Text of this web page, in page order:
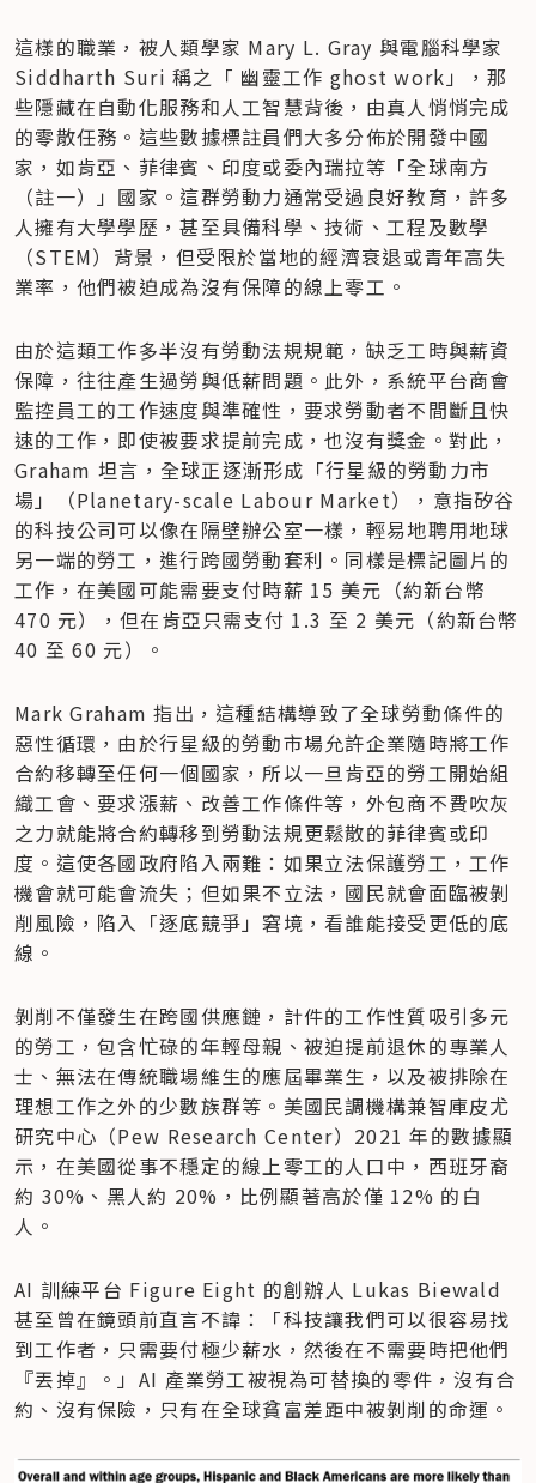
這樣的職業，被人類學家 Mary L. Gray 與電腦科學家
Siddharth Suri 稱之「 幽靈工作 ghost work」，那
些隱藏在自動化服務和人工智慧背後，由真人悄悄完成
的零散任務。這些數據標註員們大多分佈於開發中國
家，如肯亞、菲律賓、印度或委內瑞拉等「全球南方
（註一）」國家。這群勞動力通常受過良好教育，許多
人擁有大學學歷，甚至具備科學、技術、工程及數學
（STEM）背景，但受限於當地的經濟衰退或青年高失
業率，他們被迫成為沒有保障的線上零工。
由於這類工作多半沒有勞動法規規範，缺乏工時與薪資
保障，往往產生過勞與低薪問題。此外，系統平台商會
監控員工的工作速度與準確性，要求勞動者不間斷且快
速的工作，即使被要求提前完成，也沒有獎金。對此，
Graham 坦言，全球正逐漸形成「行星級的勞動力市
場」（Planetary-scale Labour Market），意指矽谷
的科技公司可以像在隔壁辦公室一樣，輕易地聘用地球
另一端的勞工，進行跨國勞動套利。同樣是標記圖片的
工作，在美國可能需要支付時薪 15 美元（約新台幣
470 元），但在肯亞只需支付 1.3 至 2 美元（約新台幣
40 至 60 元）。
Mark Graham 指出，這種結構導致了全球勞動條件的
惡性循環，由於行星級的勞動市場允許企業隨時將工作
合約移轉至任何一個國家，所以一旦肯亞的勞工開始組
織工會、要求漲薪、改善工作條件等，外包商不費吹灰
之力就能將合約轉移到勞動法規更鬆散的菲律賓或印
度。這使各國政府陷入兩難：如果立法保護勞工，工作
機會就可能會流失；但如果不立法，國民就會面臨被剝
削風險，陷入「逐底競爭」窘境，看誰能接受更低的底
線。
剝削不僅發生在跨國供應鏈，計件的工作性質吸引多元
的勞工，包含忙碌的年輕母親、被迫提前退休的專業人
士、無法在傳統職場維生的應屆畢業生，以及被排除在
理想工作之外的少數族群等。美國民調機構兼智庫皮尤
研究中心（Pew Research Center）2021 年的數據顯
示，在美國從事不穩定的線上零工的人口中，西班牙裔
約 30%、黑人約 20%，比例顯著高於僅 12% 的白
人。
AI 訓練平台 Figure Eight 的創辦人 Lukas Biewald
甚至曾在鏡頭前直言不諱：「科技讓我們可以很容易找
到工作者，只需要付極少薪水，然後在不需要時把他們
『丟掉』。」AI 產業勞工被視為可替換的零件，沒有合
約、沒有保險，只有在全球貧富差距中被剝削的命運。